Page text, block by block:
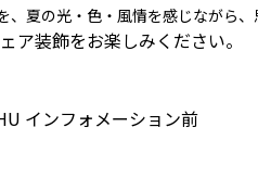
夏の光・色・風情を感じながら、
ア装飾をお楽しみください。
インフォメーション前